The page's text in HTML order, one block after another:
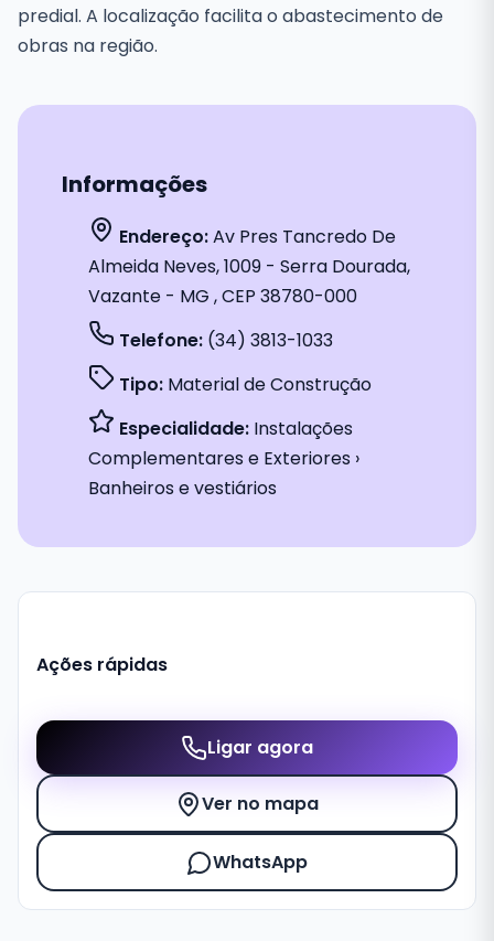
predial. A localização facilita o abastecimento de
obras na região.
Informações
Endereço:Av Pres Tancredo De
Almeida Neves, 1009 - Serra Dourada,
Vazante - MG , CEP 38780-000
Telefone: (34) 3813-1033
Tipo: Material de Construção
Especialidade: Instalações
Complementares e Exteriores ›
Banheiros e vestiários
Ações rápidas
Ligar agora
Ver no mapa
WhatsApp